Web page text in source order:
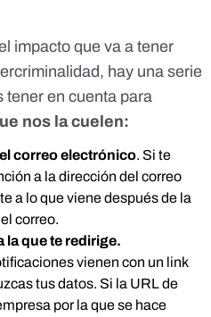
impacto que va a tener
hay una serie
tener en cuenta para
nos la cuelen:
correo electrónico. Si te
a la dirección del correo
a lo que viene después de la
correo.
la que te redirige.
vienen con un link
tus datos. Si la URL de
por la que se hace